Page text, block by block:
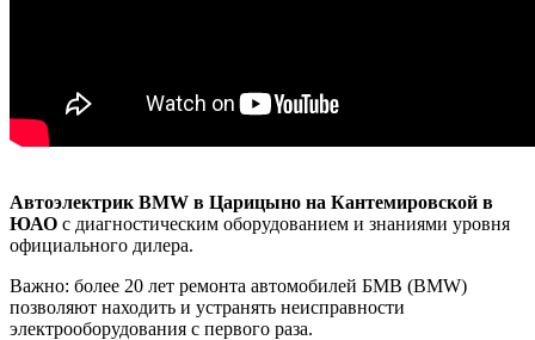
Автоэлектрик BMW в Царицыно на Кантемировской в
ЮАО с диагностическим оборудованием и знаниями уровня
официального дилера.
Важно: более 20 лет ремонта автомобилей БМВ (BMW)
позволяют находить и устранять неисправности
электрооборудования с первого раза.